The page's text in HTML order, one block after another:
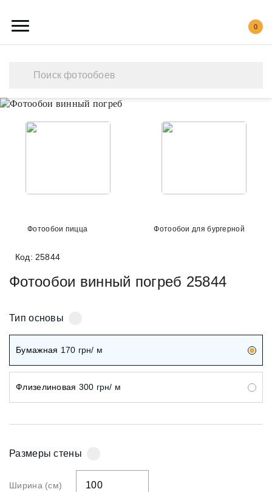
0
Каталог обоев
Наши работы
Создать свои фотообои
Контакты
+38 (097) 151 87 57
Фотообои пицца Фотообои для бургерной
Код: 25844
Фотообои винный погреб 25844
Тип основы
Бумажная 170 грн/ м
Флизелиновая 300 грн/ м
Размеры стены
Ширина (см)